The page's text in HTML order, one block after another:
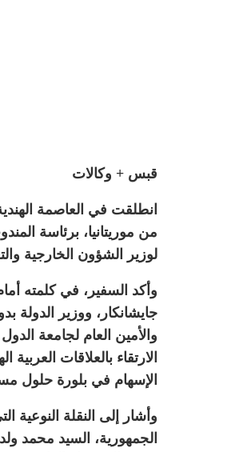
قبس + وكالات
انطلقت في العاصمة
من موريتانيا، برئاسة
لوزير الشؤون الخارجية
وأكد السفير، في كلمته
جايشانكار، ووزير الدولة
والأمين العام لجامعة
الارتقاء بالعلاقات
الإسهام في بلورة حلول
وأشار إلى النقلة النوعية
الجمهورية، السيد محمد